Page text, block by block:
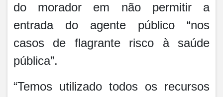
do morador em não permitir a
entrada do agente público “nos
casos de flagrante risco à saúde
pública”.
“Temos utilizado todos os recursos